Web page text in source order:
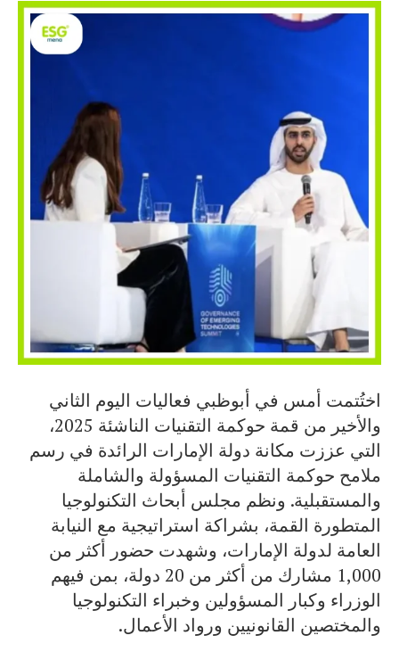
اختُتمت أمس في أبوظبي فعاليات اليوم الثاني
والأخير من قمة حوكمة التقنيات الناشئة 2025،
التي عززت مكانة دولة الإمارات الرائدة في رسم
ملامح حوكمة التقنيات المسؤولة والشاملة
والمستقبلية. ونظم مجلس أبحاث التكنولوجيا
المتطورة القمة، بشراكة استراتيجية مع النيابة
العامة لدولة الإمارات، وشهدت حضور أكثر من
1,000 مشارك من أكثر من 20 دولة، بمن فيهم
الوزراء وكبار المسؤولين وخبراء التكنولوجيا
والمختصين القانونيين ورواد الأعمال.